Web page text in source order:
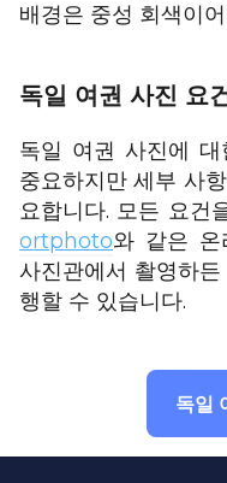
배경은 중성 회색이
독일 여권 사진 요
독일 여권 사진에
중요하지만 세부 사
요합니다. 모든 요건
ortphoto와 같은 온
사진관에서 촬영하
행할 수 있습니다.
독일